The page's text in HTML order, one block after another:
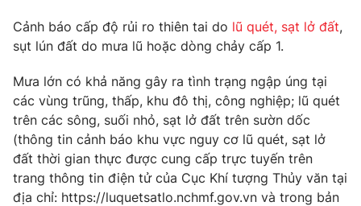
Emagazine
Photo Infographic
Video Shorts video
VTV Money VTV Thể thao
VTV Sức khoẻ Bất động sản
Cảnh báo cấp độ rủi ro thiên tai do lũ quét, sạt lở đất,
sụt lún đất do mưa lũ hoặc dòng chảy cấp 1.
Mưa lớn có khả năng gây ra tình trạng ngập úng tại
các vùng trũng, thấp, khu đô thị, công nghiệp; lũ quét
trên các sông, suối nhỏ, sạt lở đất trên sườn dốc
(thông tin cảnh báo khu vực nguy cơ lũ quét, sạt lở
đất thời gian thực được cung cấp trực tuyến trên
trang thông tin điện tử của Cục Khí tượng Thủy văn tại
địa chỉ: https://luquetsatlo.nchmf.gov.vn và trong bản